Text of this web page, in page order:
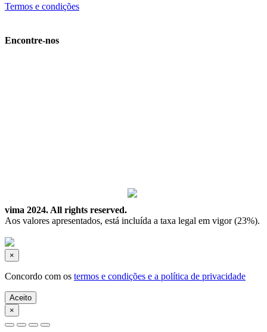
Termos e condições
Encontre-nos
vima 2024. All rights reserved.
Aos valores apresentados, está incluída a taxa legal em vigor (23%).
×
Concordo com os termos e condições e a política de privacidade
Aceito
×